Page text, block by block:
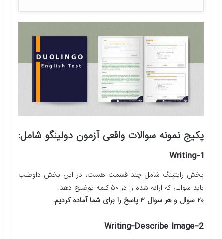
پکیج نمونه سوالات واقعی آزمون دولینگو شامل:
1-Writing
بخش رایتینگ شامل چند قسمت هست، در این بخش داوطلب
باید سوالی که ارائه شده را در ۵۰ کلمه توضیح دهد.
۲۰ سوال و هر سوال ۳ پاسخ را برای شما آماده کردیم.
2-Writing-Describe Image